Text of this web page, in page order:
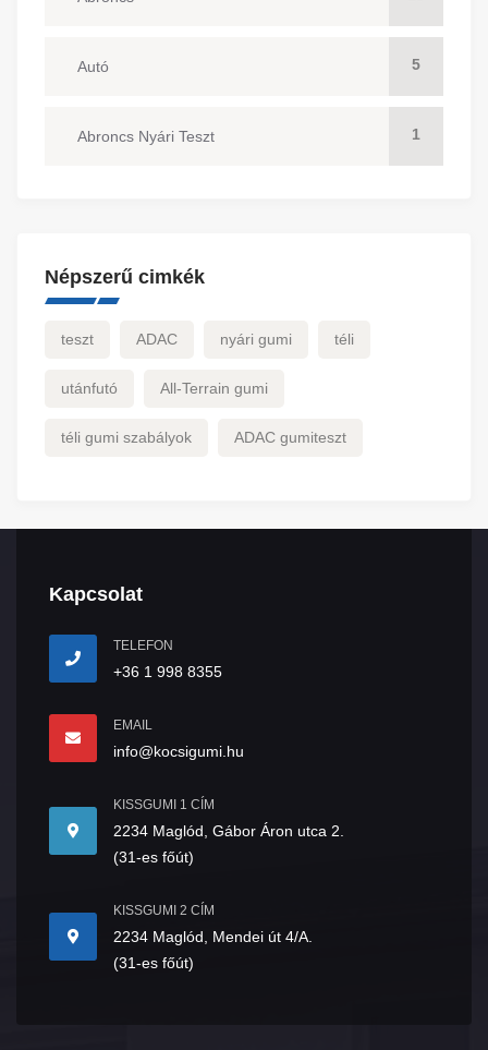
Autó 5
Abroncs Nyári Teszt 1
Népszerű cimkék
teszt ADAC nyári gumi téli
utánfutó All-Terrain gumi
téli gumi szabályok ADAC gumiteszt
Kapcsolat
TELEFON
+36 1 998 8355
EMAIL
info@kocsigumi.hu
KISSGUMI 1 CÍM
2234 Maglód, Gábor Áron utca 2.
(31-es főút)
KISSGUMI 2 CÍM
2234 Maglód, Mendei út 4/A.
(31-es főút)